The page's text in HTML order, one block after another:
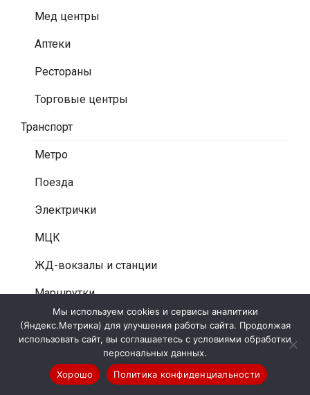
Мед центры
Аптеки
Рестораны
Торговые центры
Транспорт
Метро
Поезда
Электрички
МЦК
ЖД-вокзалы и станции
Маршрутки
Листовки под дворники авто
Расклейка афиш
Мы используем cookies и сервисы аналитики
(Яндекс.Метрика) для улучшения работы сайта. Продолжая
использовать сайт, вы соглашаетесь с условиями обработки
персональных данных.
Хорошо
Политика конфиденциальности